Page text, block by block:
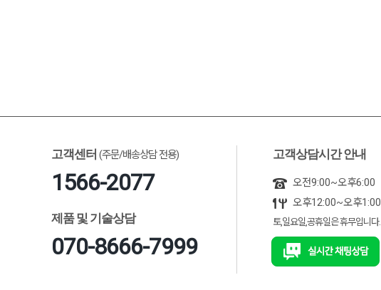
고객센터 (주문/배송상담 전용)
1566-2077
제품 및 기술상담
070-8666-7999
고객상담시간 안내
오전9:00~오후6:00
오후12:00~오후1:00
토,일요일,공휴일은 휴무입니다.